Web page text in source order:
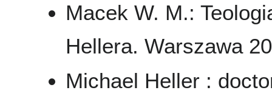
Macek W. M.:
Hellera. Warszawa
Michael Heller :